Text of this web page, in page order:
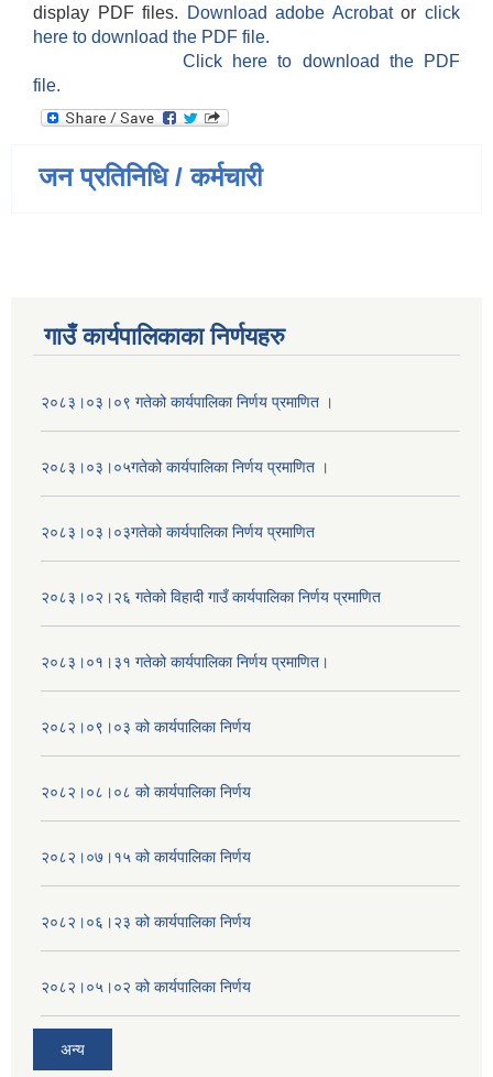
display PDF files.
Download adobe Acrobatorclick
here to download the PDF file.
Click here to download the PDF
file.
जन प्रतिनिधि / कर्मचारी
गाउँ कार्यपालिकाका निर्णयहरु
२०८३।०३।०९ गतेको कार्यपालिका निर्णय प्रमाणित ।
२०८३।०३।०५गतेको कार्यपालिका निर्णय प्रमाणित ।
२०८३।०३।०३गतेको कार्यपालिका निर्णय प्रमाणित
२०८३।०२।२६ गतेको विहादी गाउँ कार्यपालिका निर्णय प्रमाणित
२०८३।०१।३१ गतेको कार्यपालिका निर्णय प्रमाणित।
२०८२।०९।०३ को कार्यपालिका निर्णय
२०८२।०८।०८ को कार्यपालिका निर्णय
२०८२।०७।१५ को कार्यपालिका निर्णय
२०८२।०६।२३ को कार्यपालिका निर्णय
२०८२।०५।०२ को कार्यपालिका निर्णय
अन्य